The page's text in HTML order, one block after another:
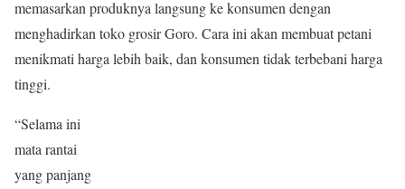
memasarkan produknya langsung ke konsumen dengan
menghadirkan toko grosir Goro. Cara ini akan membuat petani
menikmati harga lebih baik, dan konsumen tidak terbebani harga
tinggi.
“Selama ini
mata rantai
yang panjang